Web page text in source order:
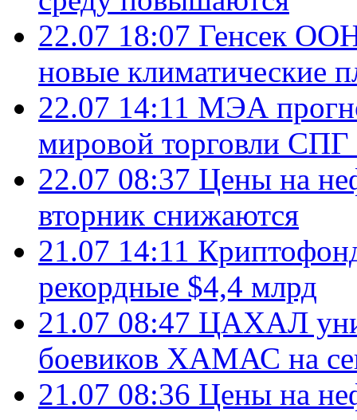
22.07 18:07 Генсек ООН
новые климатические
22.07 14:11 МЭА
мировой торговли СПГ
22.07 08:37 Цены на
вторник снижаются
21.07 14:11
рекордные $4,4 млрд
21.07 08:47 ЦАХАЛ
боевиков ХАМАС на
21.07 08:36 Цены на